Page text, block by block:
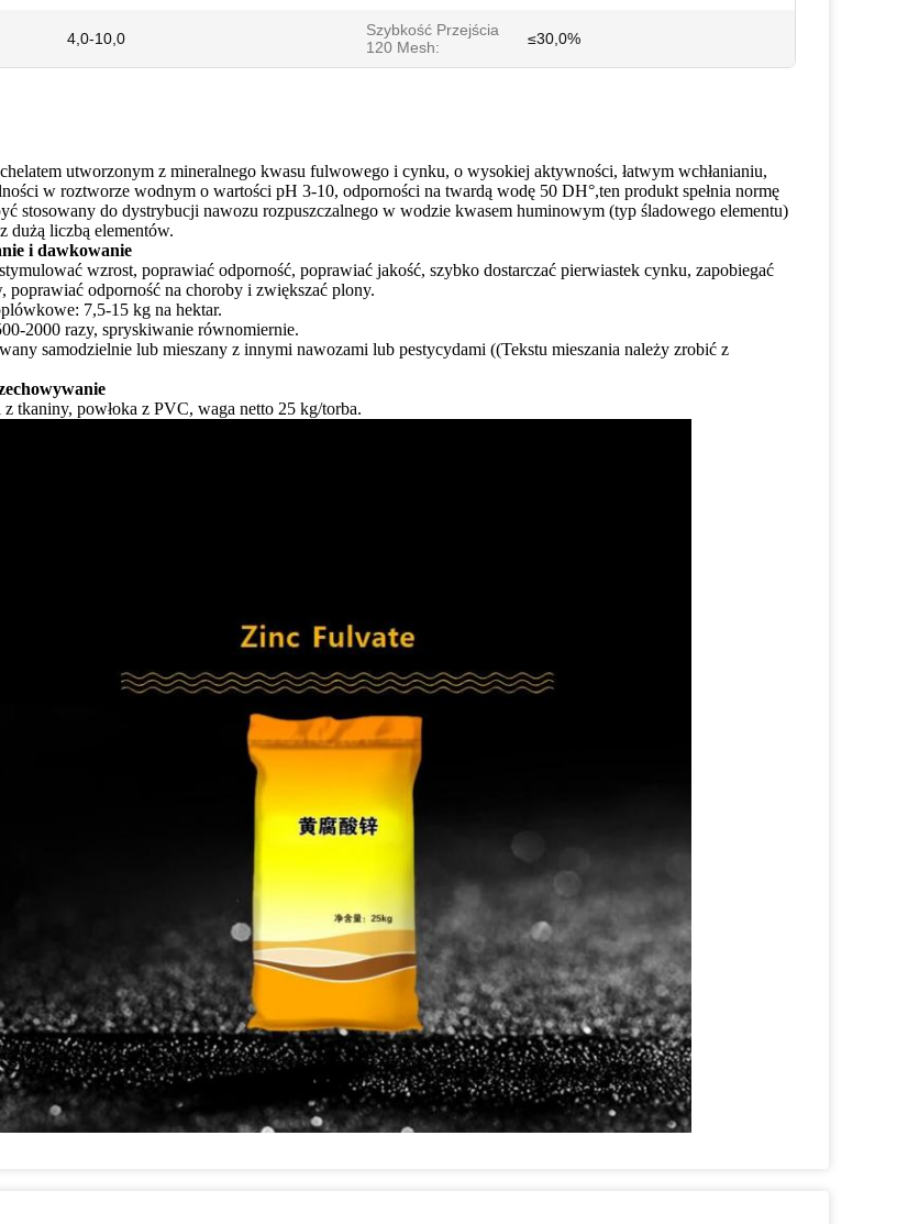
4,0-10,0
Szybkość Przejścia
120 Mesh:
≤30,0%
utworzonym z mineralnego kwasu fulwowego i cynku, o wysokiej aktywności, łatwym wchłanianiu,
w roztworze wodnym o wartości pH 3-10, odporności na twardą wodę 50 DH°,ten produkt spełnia normę
stosowany do dystrybucji nawozu rozpuszczalnego w wodzie kwasem huminowym (typ śladowego elementu)
dużą liczbą elementów.
i dawkowanie
wzrost, poprawiać odporność, poprawiać jakość, szybko dostarczać pierwiastek cynku, zapobiegać
poprawiać odporność na choroby i zwiększać plony.
7,5-15 kg na hektar.
2000 razy, spryskiwanie równomiernie.
samodzielnie lub mieszany z innymi nawozami lub pestycydami ((Tekstu mieszania należy zrobić z
tkaniny, powłoka z PVC, waga netto 25 kg/torba.